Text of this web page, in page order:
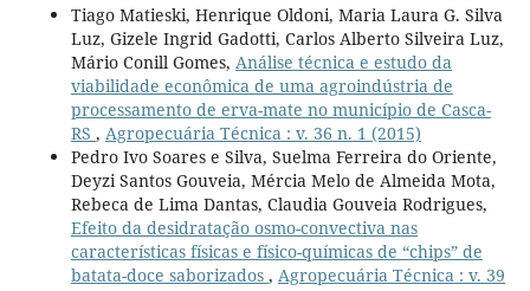
Tiago Matieski, Henrique Oldoni, Maria Laura G. Silva
Luz, Gizele Ingrid Gadotti, Carlos Alberto Silveira Luz,
Mário Conill Gomes, Análise técnica e estudo da
viabilidade econômica de uma agroindústria de
processamento de erva-mate no município de Casca-
RS , Agropecuária Técnica : v. 36 n. 1 (2015)
Pedro Ivo Soares e Silva, Suelma Ferreira do Oriente,
Deyzi Santos Gouveia, Mércia Melo de Almeida Mota,
Rebeca de Lima Dantas, Claudia Gouveia Rodrigues,
Efeito da desidratação osmo-convectiva nas
características físicas e físico-químicas de “chips” de
batata-doce saborizados , Agropecuária Técnica : v. 39